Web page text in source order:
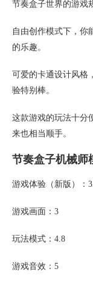
节奏盒子世界的游戏
自由创作模式下，你
的乐趣。
可爱的卡通设计风格
验特别棒。
这款游戏的玩法十分
来也相当顺手。
节奏盒子机械师
游戏体验（新版）：
游戏画面：3
玩法模式：4.8
游戏音效：5